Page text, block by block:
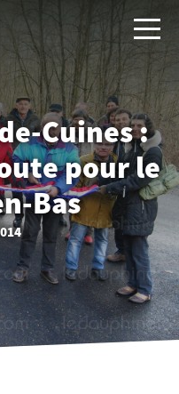
Cuines :
pour le
Bas